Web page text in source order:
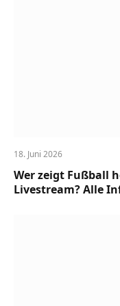
18. Juni 2026
Wer zeigt Fußball
Livestream? Alle